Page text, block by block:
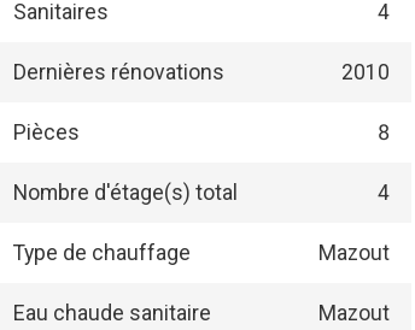
Sanitaires 4
Dernières rénovations 2010
Pièces 8
Nombre d'étage(s) total 4
Type de chauffage Mazout
Eau chaude sanitaire Mazout